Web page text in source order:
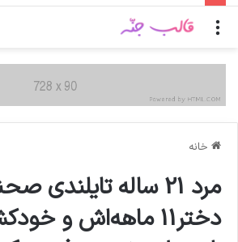
منو
خانه
مرد 21 ساله تایلندی
دختر11 ماهه‌اش و